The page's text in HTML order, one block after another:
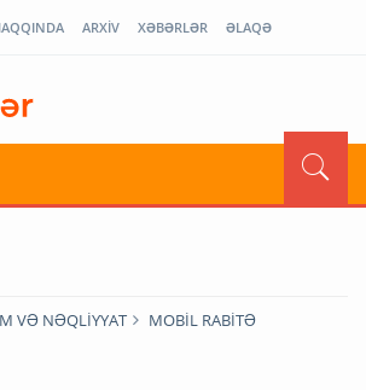
ARXİV XƏBƏRLƏR ƏLAQƏ
VƏ NƏQLİYYAT MOBİL RABİTƏ